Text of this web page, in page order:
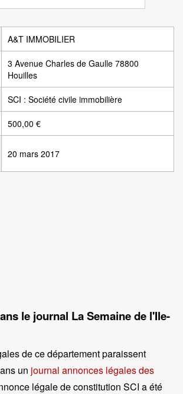
A&T IMMOBILIER
3 Avenue Charles de Gaulle 78800
Houilles
SCI : Société civile immobilière
500,00 €
20 mars 2017
le journal La Semaine de l'Ile-
de ce département paraissent
un journal annonces légales des
légale de constitution SCI a été